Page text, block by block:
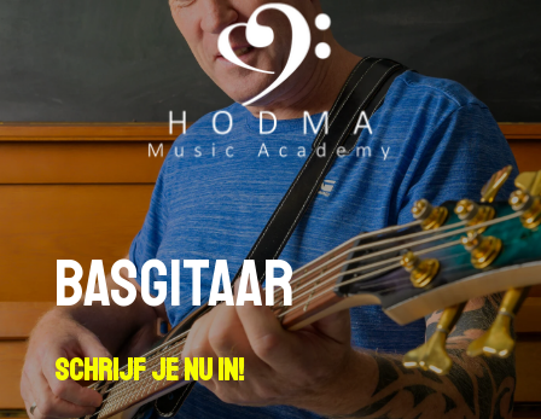
Basgitaar
Schrijf je nu in!